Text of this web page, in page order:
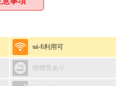
wi-fi利用可
喫煙室あり